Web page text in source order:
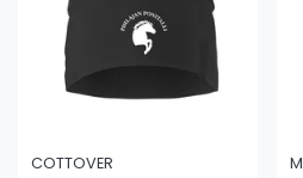
COTTOVER